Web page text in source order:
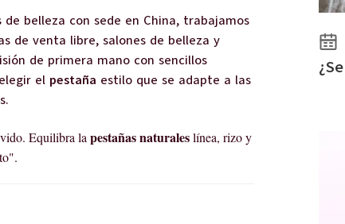
belleza con sede en China, trabajamos
de venta libre, salones de belleza y
de primera mano con sencillos
el pestaña estilo que se adapte a las
Equilibra la pestañas naturaleslínea, rizo y